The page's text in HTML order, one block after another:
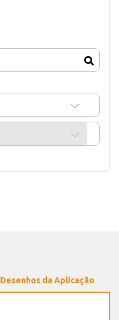
Desenhos da Aplicação